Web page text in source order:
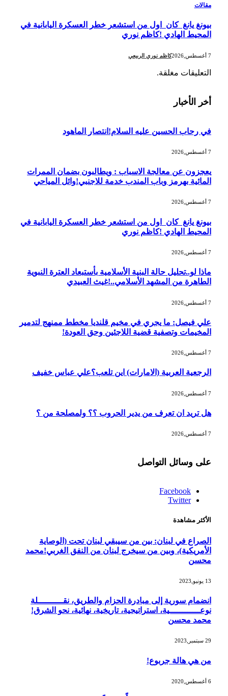
مقالات
بيونغ يانغ كان اول من استشعر خطر العسكرة اليابانية في
المحيط الهادي !كاظم نوري
كاظم نوري الربيعي
التعليقات مغلقة.
أخر الأخبار
في رحاب الحسين عليه السلام!انتصار الماهود
يعجزون عن معالجة الاسباب : ويطالبون بضمان الممرات
المائية بهرمز وباب المندب خدمة للاجنبي!وائل المياحي
بيونغ يانغ كان اول من استشعر خطر العسكرة اليابانية في
المحيط الهادي !كاظم نوري
ماذا لو..تحليل حالة البنية الأسلامية بأستبعاد العترة النبوية
الطاهرة من المشهد الأسلامي..!غيث العبيدي
علي فيصل: ما يجري في مخيم قلنديا مخطط ممنهج لتدمير
المخيمات وتصفية قضية اللاجئين وحق العودة!
الرجعية العربية (الامارات) اين تلعب؟علي عباس خفيف
هل تريد ان تعرف من يدير الحروب ؟؟ ولمصلحة من ؟
على وسائل التواصل
Facebook
Twitter
الأكثر مشاهدة
الصراع في لبنان: بين من سيبقي لبنان تحت (الوصاية
الأمريكية)، وبين من سيخرج لبنان من النفق الغربي!محمد
محسن
13 يونيو,2023
انضمام سورية إلى مبادرة الحزام والطريق، نقــــــــــلة
نوعــــــــــــية، استراتيجية، تاريخية، نهائية، نحو الشرق!
محمد محسن
29 سبتمبر,2023
من هي هالة جربوع!